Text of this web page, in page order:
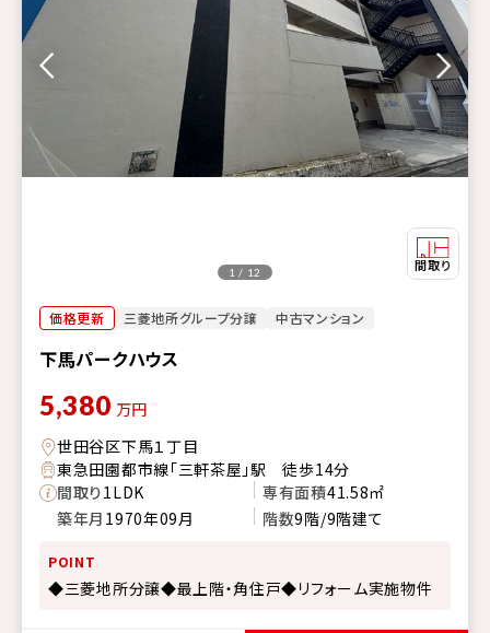
価格更新 三菱地所グループ分譲 中古マンション
下馬パークハウス
1 / 12
5,380 万円
世田谷区下馬１丁目
東急田園都市線「三軒茶屋」駅 徒歩14分
間取り1LDK 専有面積41.58㎡
築年月 1970年09月 階数9階/9階建て
POINT
◆三菱地所分譲◆最上階・角住戸◆リフォーム実施物件